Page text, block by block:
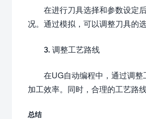
在进行刀具选择和参数设定
况。通过模拟，可以调整刀具的
3. 调整工艺路线
在UG自动编程中，通过调
加工效率。同时，合理的工艺路
总结